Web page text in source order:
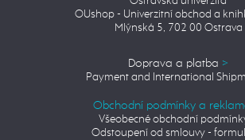
OUshop - Univerzitní obchod a
Mlýnská 5, 702 00 Ostrava
Doprava a platba >
Payment and International
Obchodní podmínky a
Všeobecné obchodní
Odstoupení od smlouvy -